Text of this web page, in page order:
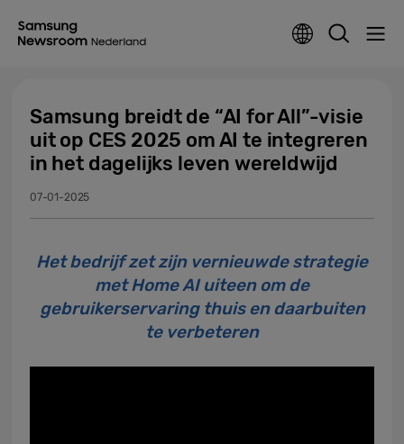
Samsung breidt de “AI for All”-visie
uit op CES 2025 om AI te integreren
in het dagelijks leven wereldwijd
07-01-2025
Het bedrijf zet zijn vernieuwde strategie
met Home AI uiteen om de
gebruikerservaring thuis en daarbuiten
te verbeteren